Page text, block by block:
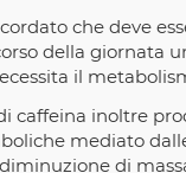
che deve
della giornata
il
di caffeina inoltre
mediato
di